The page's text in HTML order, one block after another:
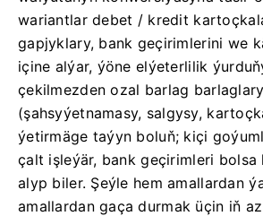
wariantlar debet / kredit
gapjyklary, bank geçirimlerini we
içine alýar, ýöne elýeterlilik
çekilmezden ozal barlag
(şahsyýetnamasy, salgysy,
ýetirmäge taýyn boluň; kiçi
çalt işleýär, bank geçirimleri bolsa
alyp biler. Şeýle hem amallardan
amallardan gaça durmak üçin iň